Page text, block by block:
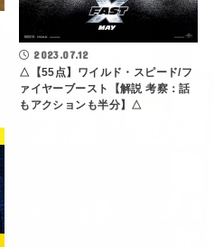
2023.07.12
△【55点】ワイルド・スピード/フ
ァイヤーブースト【解説 考察：話
もアクションも半分】△